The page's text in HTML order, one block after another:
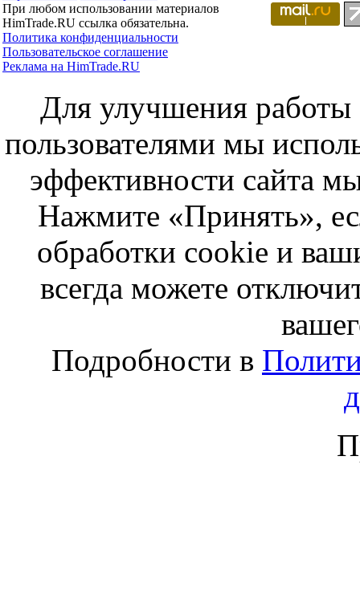
При любом использовании материалов
HimTrade.RU ссылка обязательна.
Политика конфиденциальности
Пользовательское соглашение
Реклама на HimTrade.RU
Для улучшения работы
пользователями мы
эффективности сайта
Нажмите «Принять»,
обработки cookie и
всегда можете
Подробности в